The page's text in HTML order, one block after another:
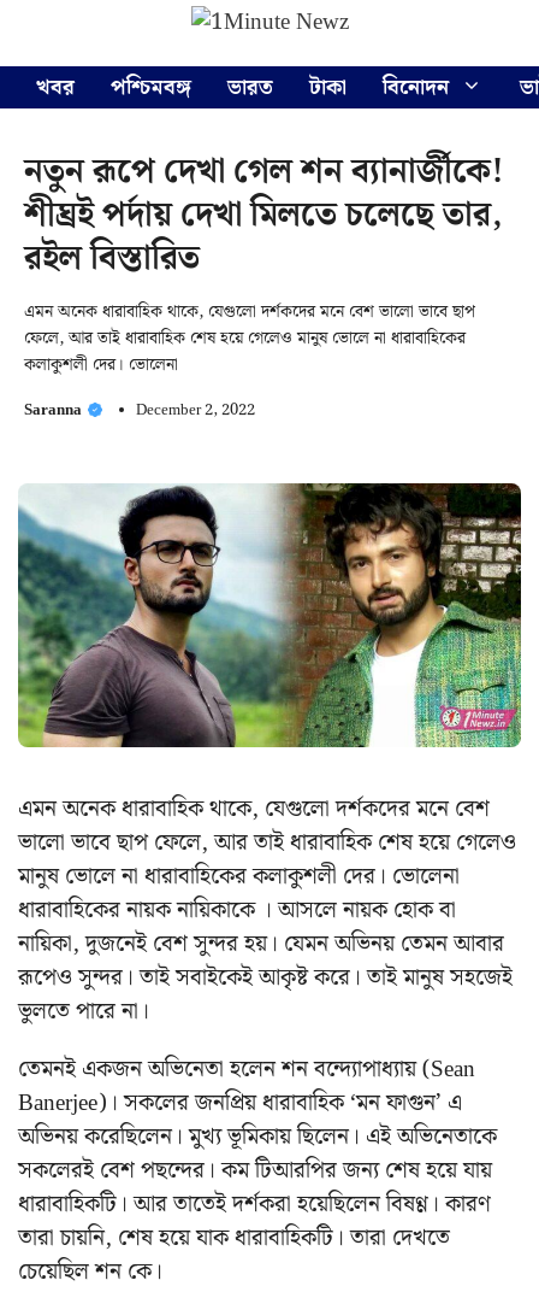
content
খবর
পশ্চিমবঙ্গ ভারত টাকা বিনোদন
নতুন রূপে দেখা গেল শন ব্যানার্জীকে!
শীঘ্রই পর্দায় দেখা মিলতে চলেছে তার,
রইল বিস্তারিত
এমন অনেক ধারাবাহিক থাকে, যেগুলো দর্শকদের মনে বেশ ভালো ভাবে ছাপ
ফেলে, আর তাই ধারাবাহিক শেষ হয়ে গেলেও মানুষ ভোলে না ধারাবাহিকের
কলাকুশলী দের। ভোলেনা
Saranna December 2, 2022
এমন অনেক ধারাবাহিক থাকে, যেগুলো দর্শকদের মনে বেশ
ভালো ভাবে ছাপ ফেলে, আর তাই ধারাবাহিক শেষ হয়ে গেলেও
মানুষ ভোলে না ধারাবাহিকের কলাকুশলী দের। ভোলেনা
ধারাবাহিকের নায়ক নায়িকাকে । আসলে নায়ক হোক বা
নায়িকা, দুজনেই বেশ সুন্দর হয়। যেমন অভিনয় তেমন আবার
রূপেও সুন্দর। তাই সবাইকেই আকৃষ্ট করে। তাই মানুষ সহজেই
ভুলতে পারে না।
তেমনই একজন অভিনেতা হলেন শন বন্দ্যোপাধ্যায় (Sean
Banerjee)। সকলের জনপ্রিয় ধারাবাহিক ‘মন ফাগুন’ এ
অভিনয় করেছিলেন। মুখ্য ভূমিকায় ছিলেন। এই অভিনেতাকে
সকলেরই বেশ পছন্দের। কম টিআরপির জন্য শেষ হয়ে যায়
ধারাবাহিকটি। আর তাতেই দর্শকরা হয়েছিলেন বিষণ্ণ। কারণ
তারা চায়নি, শেষ হয়ে যাক ধারাবাহিকটি। তারা দেখতে
চেয়েছিল শন কে।